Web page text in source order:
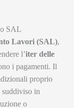
SAL
Lavori (SAL),
l’iter delle
i pagamenti. Il
proprio
suddiviso in
o